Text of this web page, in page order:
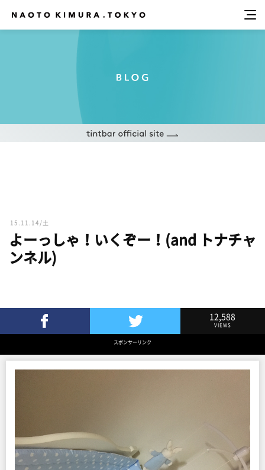
15.11.14/土
よーっしゃ！いくぞー！(and トナチャ
ンネル)
Twitterでツイート
12,588
VIEWS
スポンサーリンク